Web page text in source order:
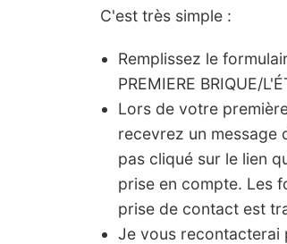
C'est très simple :
Remplissez le
PREMIERE BRIQUE/
Lors de votre
recevrez un message
pas cliqué sur le lien
prise en compte. Les
prise de contact est
Je vous recontacterai